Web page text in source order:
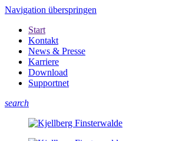
Navigation überspringen
Start
Kontakt
News & Presse
Karriere
Download
Supportnet
search